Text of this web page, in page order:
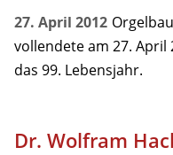
27. April 2012
vollendete am 27. April
das 99. Lebensjahr.
Dr. Wolfram